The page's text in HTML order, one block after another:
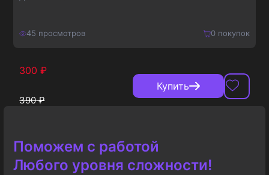
45 просмотров 0покупок
300 ₽
390₽
Купить
Поможем с работой
Любого уровня сложности!